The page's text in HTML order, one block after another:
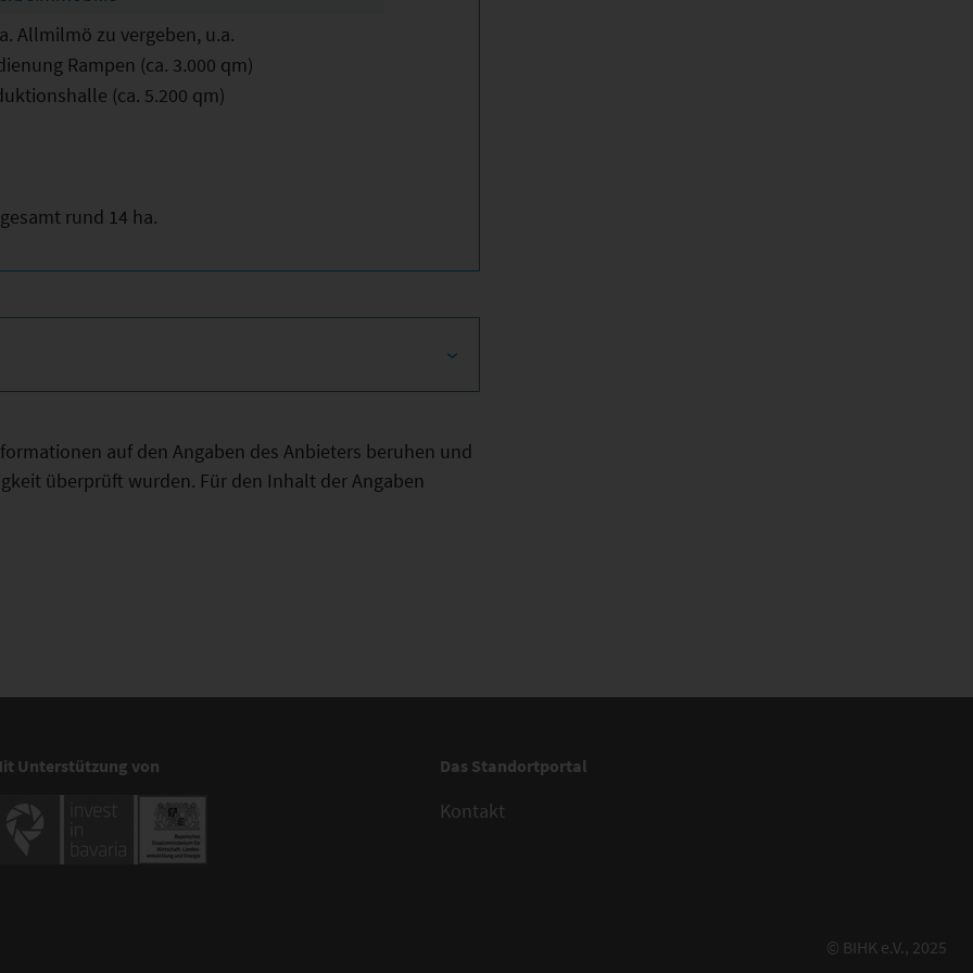
Allmilmö zu vergeben, u.a.
Rampen (ca. 3.000 qm)
(ca. 5.200 qm)
rund 14 ha.
auf den Angaben des Anbieters beruhen und
überprüft wurden. Für den Inhalt der Angaben
Unterstützung von Das Standortportal
Kontakt
© BIHK e.V., 2025